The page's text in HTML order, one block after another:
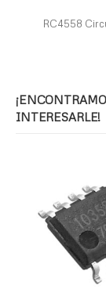
RC4558
INTERESARLE!